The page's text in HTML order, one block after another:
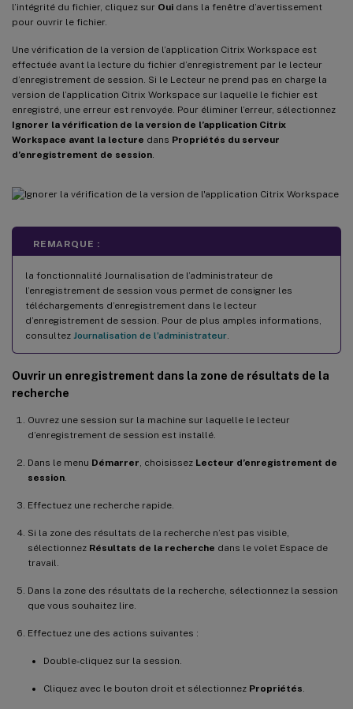
l’intégrité du fichier, cliquez sur Oui dans la fenêtre d’avertissement
pour ouvrir le fichier.
Une vérification de la version de l’application Citrix Workspace est
effectuée avant la lecture du fichier d’enregistrement par le lecteur
d’enregistrement de session. Si le Lecteur ne prend pas en charge la
version de l’application Citrix Workspace sur laquelle le fichier est
enregistré, une erreur est renvoyée. Pour éliminer l’erreur, sélectionnez
Ignorer la vérification de la version de l’application Citrix
Workspace avant la lecture dans Propriétés du serveur
d’enregistrement de session
REMARQUE :
la fonctionnalité Journalisation de l’administrateur de
l’enregistrement de session vous permet de consigner les
téléchargements d’enregistrement dans le lecteur
d’enregistrement de session. Pour de plus amples informations,
consultez Journalisation de l’administrateur
Ouvrir un enregistrement dans la zone de résultats de la
recherche
Ouvrez une session sur la machine sur laquelle le lecteur
d’enregistrement de session est installé.
Dans le menu Démarrer , choisissez Lecteur d’enregistrement de
session
Effectuez une recherche rapide.
Si la zone des résultats de la recherche n’est pas visible,
sélectionnez Résultats de la recherche dans le volet Espace de
travail.
Dans la zone des résultats de la recherche, sélectionnez la session
que vous souhaitez lire.
Effectuez une des actions suivantes :
Double-cliquez sur la session.
Cliquez avec le bouton droit et sélectionnez Propriétés